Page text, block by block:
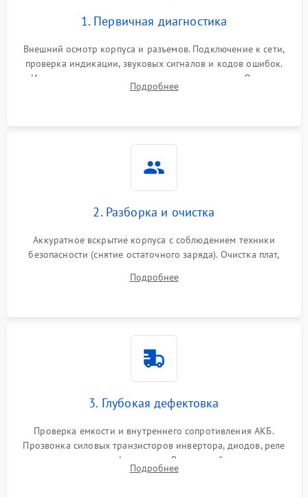
1. Первичная диагностика
Внешний осмотр корпуса и разъемов. Подключение к сети,
проверка индикации, звуковых сигналов и кодов ошибок.
Измерение входного и выходного напряжения. Оценка
реакции ИБП на отключение основного питания без
Подробнее
2. Разборка и очистка
Аккуратное вскрытие корпуса с соблюдением техники
безопасности (снятие остаточного заряда). Очистка плат,
и кистей для предотвращения перегрева и замыканий.
Подробнее
3. Глубокая дефектовка
Проверка емкости и внутреннего сопротивления АКБ.
Прозвонка силовых транзисторов инвертора, диодов, реле
переключения и трансформатора. Визуальный поиск вздутых
конденсаторов и прогаров на печатной плате.
Подробнее